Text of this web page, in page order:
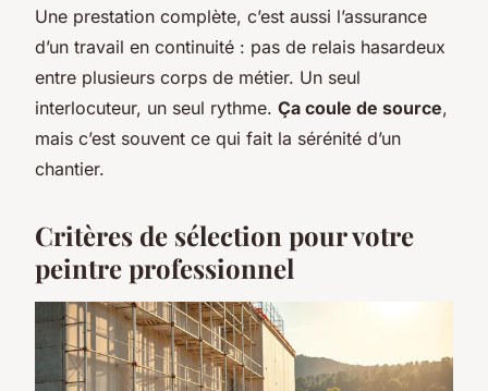
Une prestation complète, c’est aussi l’assurance
d’un travail en continuité : pas de relais hasardeux
entre plusieurs corps de métier. Un seul
interlocuteur, un seul rythme. Ça coule de source,
mais c’est souvent ce qui fait la sérénité d’un
chantier.
Critères de sélection pour votre
peintre professionnel